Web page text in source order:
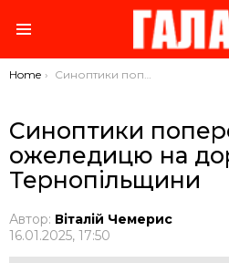
You are here:
Home Синоптики попереджають про ожеледицю на дорогах Тернопільщини
Синоптики
ожеледицю на
Тернопільщини
Автор: Віталій Чемерис
16.01.2025, 17:50